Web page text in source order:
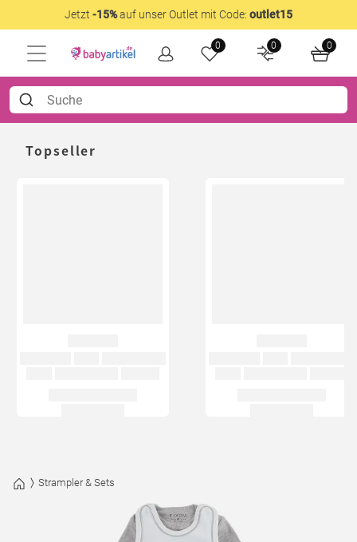
Jetzt -15%auf unser Outlet mit Code: outlet15
0 0 0
Topseller
Strampler & Sets